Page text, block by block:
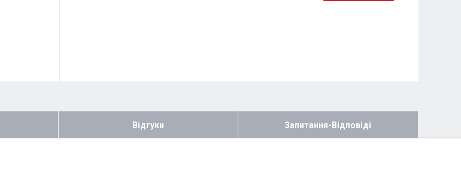
Відгуки Запитання-Відповіді